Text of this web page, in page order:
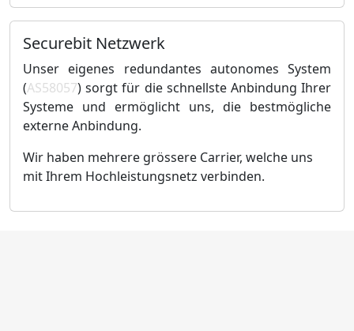
Securebit Netzwerk
Unser eigenes redundantes autonomes System
(AS58057) sorgt für die schnellste Anbindung Ihrer
Systeme und ermöglicht uns, die bestmögliche
externe Anbindung.
Wir haben mehrere grössere Carrier, welche uns
mit Ihrem Hochleistungsnetz verbinden.